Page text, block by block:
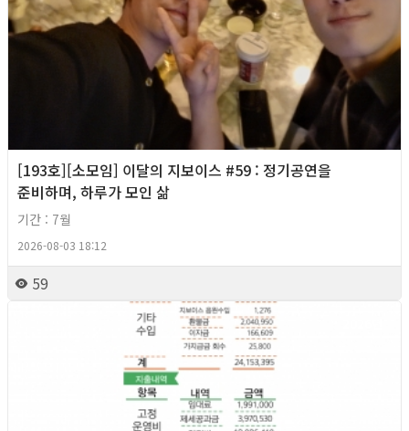
[193호][소모임] 이달의 지보이스 #59 : 정기공연을
준비하며, 하루가 모인 삶
기간 : 7월
2026-08-03 18:12
59